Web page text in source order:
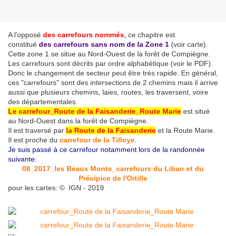
A l'opposé des carrefours nommés ce chapitre est
constitué des carrefours sans nom de la Zone 1 (voir carte)
Cette zone 1 se situe au Nord-Ouest de la forêt de Compiègne.
Les carrefours sont décrits par ordre alphabétique (voir le PDF).
Donc le changement de secteur peut être très rapide. En général,
ces "carrefours" sont des intersections de 2 chemins mais il arrive
aussi que plusieurs chemins, laies, routes, les traversent, voire
des départementales.
Le carrefour_Route de la Faisanderie_Route Marie est situé
au Nord-Ouest dans la forêt de Compiègne.
Il est traversé par la Route de la Faisanderie et la Route Marie
Il est proche du carrefour de la Tilloye
Je suis passé à ce carrefour notamment lors de la randonnée
suivante:
08_2017_les Beaux Monts_carrefours du Liban et du
Précipice de l'Ortille
pour les cartes: © IGN - 2019